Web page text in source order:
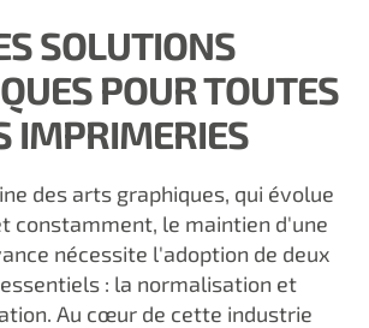
SOLUTIONS
POUR TOUTES
IMPRIMERIES
des arts graphiques, qui évolue
constamment, le maintien d'une
nécessite l'adoption de deux
: la normalisation et
Au cœur de cette industrie